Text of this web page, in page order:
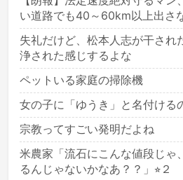
い道路でも40～60km以上出さ
失礼だけど、松本人志が干され
浄された感じするよな
ペットいる家庭の掃除機
女の子に「ゆうき」と名付ける
宗教ってすごい発明だよね
米農家「流石にこんな値段じゃ
るんじゃないかなあ？？」⭐︎２